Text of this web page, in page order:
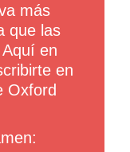
más
que las
en
en
Oxford